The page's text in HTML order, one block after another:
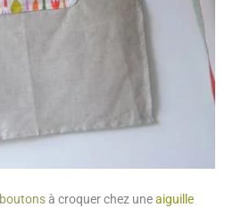
boutonsà croquer chez uneaiguille